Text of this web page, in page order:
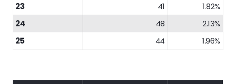
23
41
1.82%
24
48
2.13%
25
44 1.96%